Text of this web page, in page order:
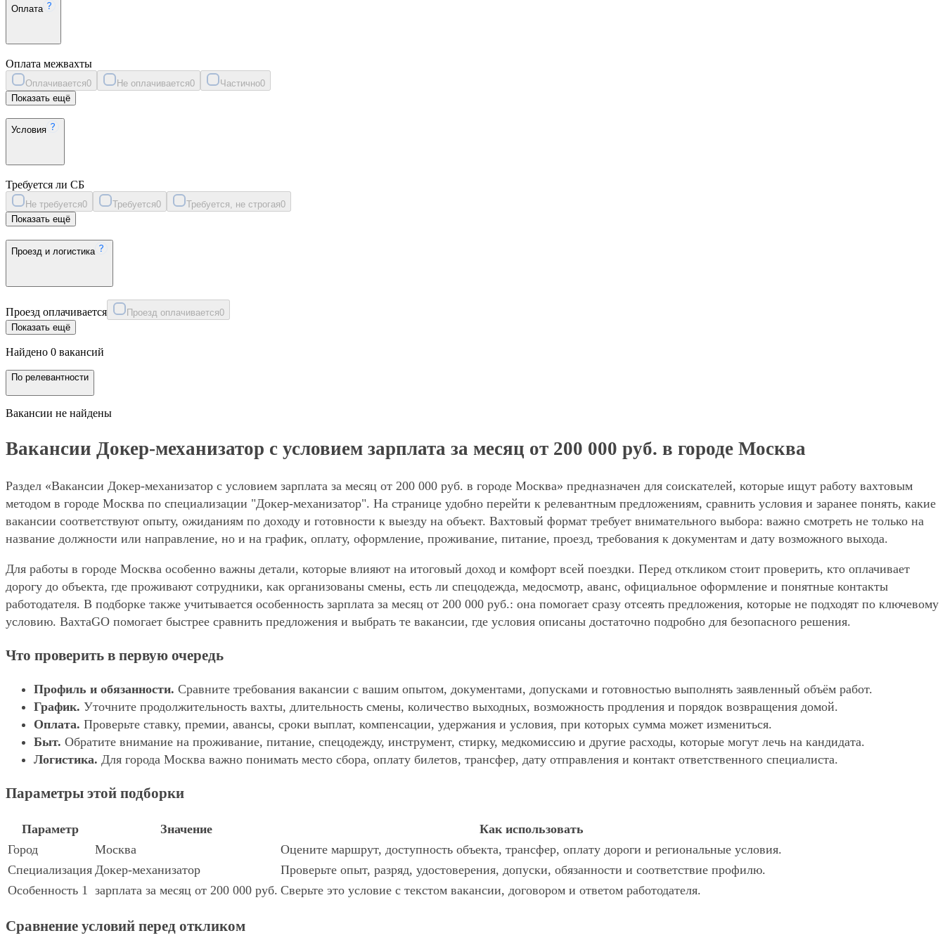
Оплата
Оплата межвахты
Оплачивается0 Не оплачивается0 Частично0
Показать ещё
Условия
Требуется ли СБ
Не требуется0 Требуется0 Требуется, не строгая0
Показать ещё
Проезд и логистика
Проезд оплачивается Проезд оплачивается0
Показать ещё
Найдено 0 вакансий
По релевантности
Вакансии не найдены
Вакансии Докер-механизатор с условием зарплата за месяц от 200 000 руб. в городе Москва
Раздел «Вакансии Докер-механизатор с условием зарплата за месяц от 200 000 руб. в городе Москва» предназначен для соискателей, которые ищут работу вахтовым
методом в городе Москва по специализации "Докер-механизатор". На странице удобно перейти к релевантным предложениям, сравнить условия и заранее понять, какие
вакансии соответствуют опыту, ожиданиям по доходу и готовности к выезду на объект. Вахтовый формат требует внимательного выбора: важно смотреть не только на
название должности или направление, но и на график, оплату, оформление, проживание, питание, проезд, требования к документам и дату возможного выхода.
Для работы в городе Москва особенно важны детали, которые влияют на итоговый доход и комфорт всей поездки. Перед откликом стоит проверить, кто оплачивает
дорогу до объекта, где проживают сотрудники, как организованы смены, есть ли спецодежда, медосмотр, аванс, официальное оформление и понятные контакты
работодателя. В подборке также учитывается особенность зарплата за месяц от 200 000 руб.: она помогает сразу отсеять предложения, которые не подходят по ключевому
условию. ВахтаGO помогает быстрее сравнить предложения и выбрать те вакансии, где условия описаны достаточно подробно для безопасного решения.
Что проверить в первую очередь
Профиль и обязанности. Сравните требования вакансии с вашим опытом, документами, допусками и готовностью выполнять заявленный объём работ.
График. Уточните продолжительность вахты, длительность смены, количество выходных, возможность продления и порядок возвращения домой.
Оплата. Проверьте ставку, премии, авансы, сроки выплат, компенсации, удержания и условия, при которых сумма может измениться.
Быт. Обратите внимание на проживание, питание, спецодежду, инструмент, стирку, медкомиссию и другие расходы, которые могут лечь на кандидата.
Логистика. Для города Москва важно понимать место сбора, оплату билетов, трансфер, дату отправления и контакт ответственного специалиста.
Параметры этой подборки
Параметр Значение
Как использовать
Город
Москва
Оцените маршрут, доступность объекта, трансфер, оплату дороги и региональные условия.
Специализация Докер-механизатор
Проверьте опыт, разряд, удостоверения, допуски, обязанности и соответствие профилю.
Особенность 1 зарплата за месяц от 200 000 руб. Сверьте это условие с текстом вакансии, договором и ответом работодателя.
Сравнение условий перед откликом